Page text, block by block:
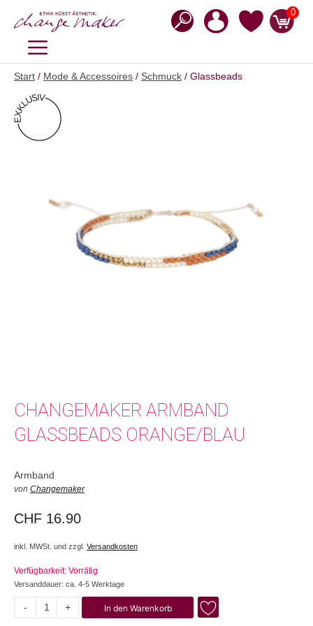
Inhalt
0
MENÜ
Start / Mode & Accessoires / Schmuck / Glassbeads
CHANGEMAKER ARMBAND
GLASSBEADS ORANGE/BLAU
Armband
von Changemaker
CHF 16.90
inkl. MWSt. und zzgl. Versandkosten
Verfügbarkeit: Vorrätig
Versanddauer: ca. 4-5 Werktage
-
Glassbeads
+ In den Warenkorb